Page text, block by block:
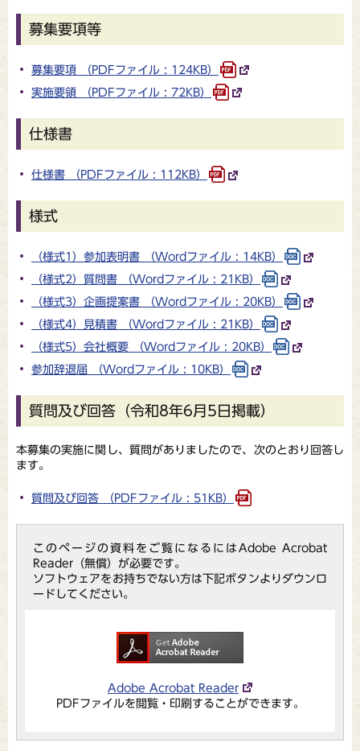
募集要項等
募集要項 （PDFファイル : 124KB）
実施要領 （PDFファイル : 72KB）
仕様書
仕様書 （PDFファイル : 112KB）
様式
（様式1）参加表明書 （Wordファイル : 14KB）
（様式2）質問書 （Wordファイル : 21KB）
（様式3）企画提案書 （Wordファイル : 20KB）
（様式4）見積書 （Wordファイル : 21KB）
（様式5）会社概要 （Wordファイル : 20KB）
参加辞退届 （Wordファイル : 10KB）
質問及び回答（令和8年6月5日掲載）
本募集の実施に関し、質問がありましたので、次のとおり回答し
ます。
質問及び回答 （PDFファイル : 51KB）
このページの資料をご覧になるにはAdobe Acrobat
Reader（無償）が必要です。
ソフトウェアをお持ちでない方は下記ボタンよりダウンロ
ードしてください。
Adobe Acrobat Reader
PDFファイルを閲覧・印刷することができます。